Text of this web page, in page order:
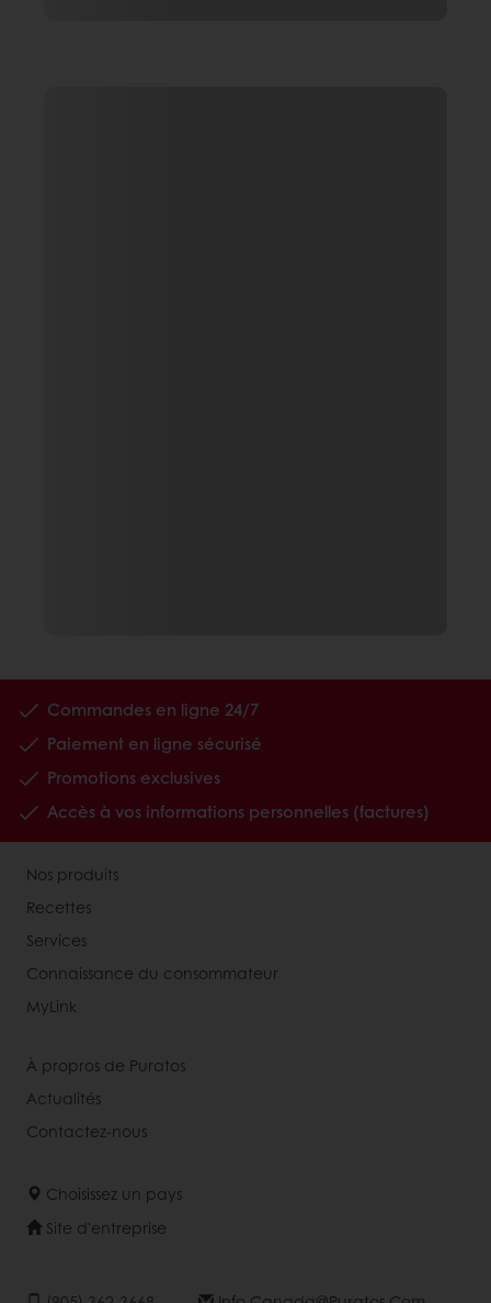
Commandes en ligne 24/7
Paiement en ligne sécurisé
Promotions exclusives
Accès à vos informations personnelles (factures)
Nos produits
Recettes
Services
Connaissance du consommateur
MyLink
À propros de Puratos
Actualités
Contactez-nous
Choisissez un pays
Site d'entreprise